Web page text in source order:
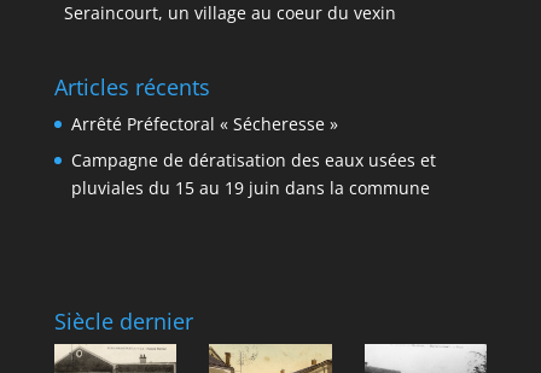
Seraincourt, un village au coeur du vexin
Articles récents
Arrêté Préfectoral « Sécheresse »
Campagne de dératisation des eaux usées et
pluviales du 15 au 19 juin dans la commune
Siècle dernier